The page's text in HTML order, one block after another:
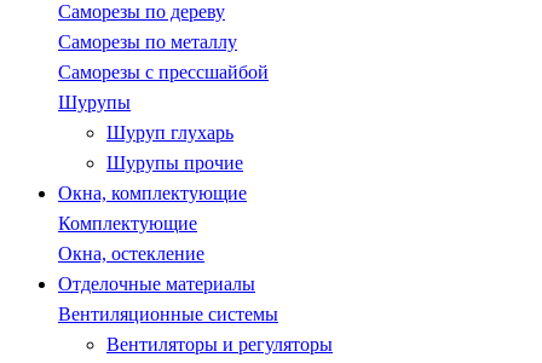
Саморезы по дереву
Саморезы по металлу
Саморезы с пресcшайбой
Шурупы
Шуруп глухарь
Шурупы прочие
Окна, комплектующие
Комплектующие
Окна, остекление
Отделочные материалы
Вентиляционные системы
Вентиляторы и регуляторы